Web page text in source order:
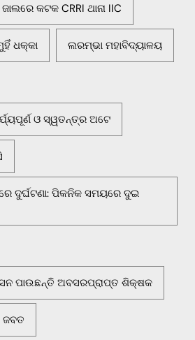
କଟକ CRRI ଥାନା IIC
ଧକ୍କା ଲରମ୍ଭା ମହାବିଦ୍ୟାଳୟ
ଓ ସ୍ୱତନ୍ତ୍ର ଅଟେ
ଦୁର୍ଘଟଣା: ପିକନିକ ସମୟରେ ଦୁଇ
ପାଉଛନ୍ତି ଅବସରପ୍ରାପ୍ତ ଶିକ୍ଷକ
ଜବତ